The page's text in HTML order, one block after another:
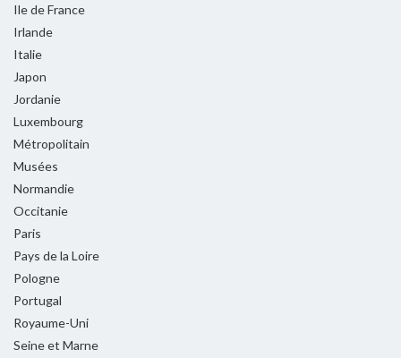
Ile de France
Irlande
Italie
Japon
Jordanie
Luxembourg
Métropolitain
Musées
Normandie
Occitanie
Paris
Pays de la Loire
Pologne
Portugal
Royaume-Uni
Seine et Marne